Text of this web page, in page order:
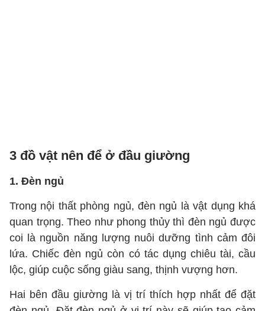
3 đồ vật nên để ở đầu giường
1. Đèn ngủ
Trong nội thất phòng ngủ, đèn ngủ là vật dụng khá
quan trọng. Theo như phong thủy thì đèn ngủ được
coi là nguồn năng lượng nuôi dưỡng tình cảm đôi
lứa. Chiếc đèn ngủ còn có tác dụng chiêu tài, cầu
lộc, giúp cuộc sống giàu sang, thịnh vượng hơn.
Hai bên đầu giường là vị trí thích hợp nhất để đặt